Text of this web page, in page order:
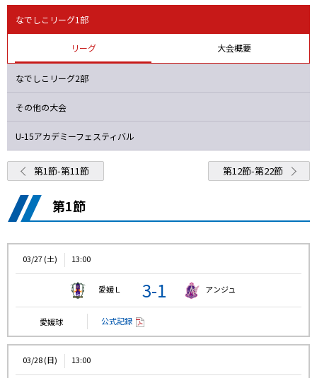
0-
なでしこリーグ1部
リーグ 大会概要
なでしこリーグ2部
その他の大会
U-15アカデミーフェスティバル
第1節-第11節 第12節-第22節
第1節
03/27 (土) 13:00
愛媛Ｌ 3-1 アンジュ
愛媛球 公式記録
03/28 (日) 13:00